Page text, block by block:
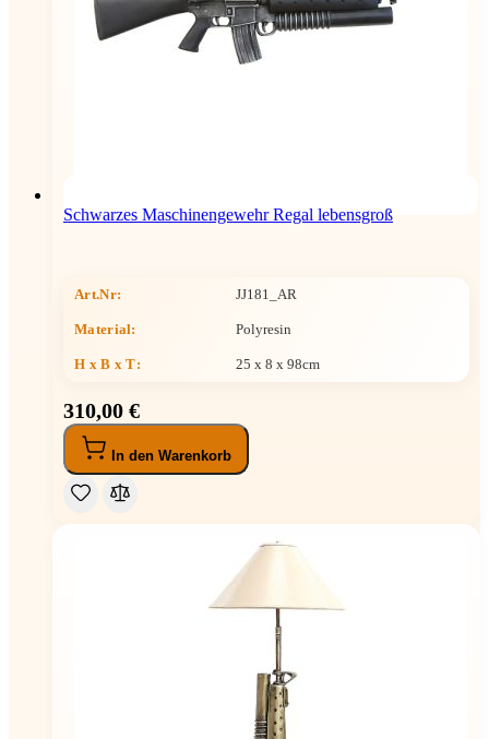
Schwarzes Maschinengewehr Regal lebensgroß
Art.Nr: JJ181_AR
Material: Polyresin
H x B x T: 25 x 8 x 98cm
310,00 €
In den Warenkorb